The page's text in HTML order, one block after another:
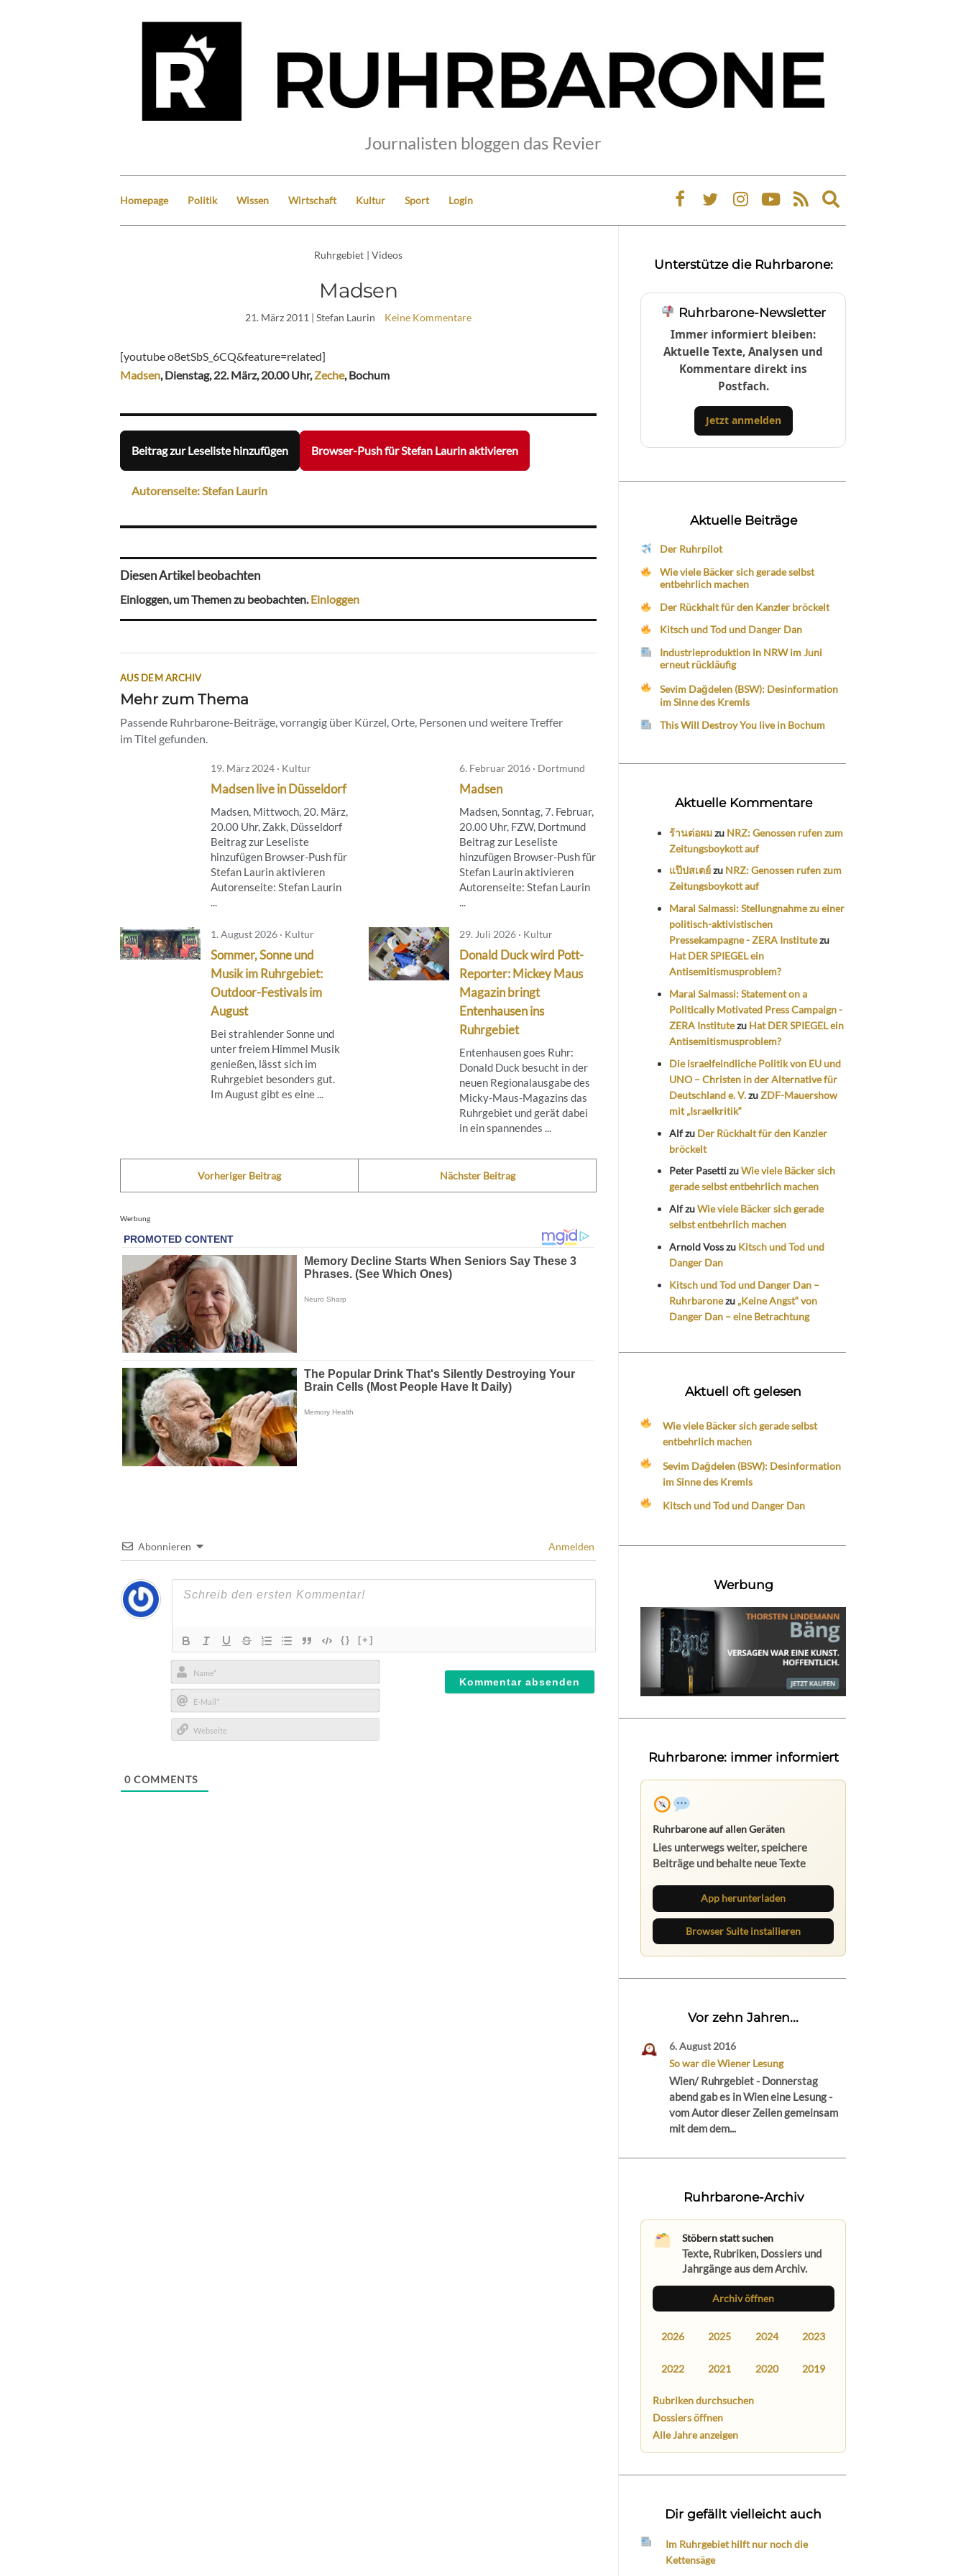
Journalisten bloggen das Revier
Homepage Politik Wissen Wirtschaft Kultur Sport Login
Expand
search
Ruhrgebiet | Videos
Madsen
21. März 2011 | Stefan Laurin Keine Kommentare
[youtube o8etSbS_6CQ&feature=related]
Madsen, Dienstag, 22. März, 20.00 Uhr, Zeche, Bochum
Beitrag zur Leseliste hinzufügen Browser-Push für Stefan Laurin aktivieren
Autorenseite: Stefan Laurin
Diesen Artikel beobachten
Einloggen, um Themen zu beobachten.Einloggen
AUS DEM ARCHIV
Mehr zum Thema
Passende Ruhrbarone-Beiträge, vorrangig über Kürzel, Orte, Personen und weitere Treffer
im Titel gefunden.
19. März 2024 · Kultur
Madsen live in Düsseldorf
Madsen, Mittwoch, 20. März,
20.00 Uhr, Zakk, Düsseldorf
Beitrag zur Leseliste
hinzufügen Browser-Push für
Stefan Laurin aktivieren
Autorenseite: Stefan Laurin
6. Februar 2016 · Dortmund
Madsen
Madsen, Sonntag, 7. Februar,
20.00 Uhr, FZW, Dortmund
Beitrag zur Leseliste
hinzufügen Browser-Push für
Stefan Laurin aktivieren
Autorenseite: Stefan Laurin
1. August 2026 · Kultur
Sommer, Sonne und
Musik im Ruhrgebiet:
Outdoor-Festivals im
August
Bei strahlender Sonne und
unter freiem Himmel Musik
genießen, lässt sich im
Ruhrgebiet besonders gut.
Im August gibt es eine ...
29. Juli 2026 · Kultur
Donald Duck wird Pott-
Reporter: Mickey Maus
Magazin bringt
Entenhausen ins
Ruhrgebiet
Entenhausen goes Ruhr:
Donald Duck besucht in der
neuen Regionalausgabe des
Micky‑Maus‑Magazins das
Ruhrgebiet und gerät dabei
in ein spannendes ...
Vorheriger Beitrag Nächster Beitrag
Werbung
Abonnieren Anmelden
{} [+]
Name*
E-
Mail*
0 COMMENTS
Unterstütze die Ruhrbarone:
Ruhrbarone-Newsletter
Immer informiert bleiben:
Aktuelle Texte, Analysen und
Kommentare direkt ins
Postfach.
Jetzt anmelden
Aktuelle Beiträge
Der Ruhrpilot
Wie viele Bäcker sich gerade selbst
entbehrlich machen
Der Rückhalt für den Kanzler bröckelt
Kitsch und Tod und Danger Dan
Industrieproduktion in NRW im Juni
erneut rückläufig
Sevim Dağdelen (BSW): Desinformation
im Sinne des Kremls
This Will Destroy You live in Bochum
Aktuelle Kommentare
ร้านต่อผมzu NRZ: Genossen rufen zum
Zeitungsboykott auf
แป๊ปสเตย์zu NRZ: Genossen rufen zum
Zeitungsboykott auf
Maral Salmassi: Stellungnahme zu einer
politisch-aktivistischen
Pressekampagne - ZERA Institutezu
Hat DER SPIEGEL ein
Antisemitismusproblem?
Maral Salmassi: Statement on a
Politically Motivated Press Campaign -
ZERA Institutezu Hat DER SPIEGEL ein
Antisemitismusproblem?
Die israelfeindliche Politik von EU und
UNO – Christen in der Alternative für
Deutschland e. V.zuZDF-Mauershow
mit „Israelkritik“
Alfzu Der Rückhalt für den Kanzler
bröckelt
Peter PasettizuWie viele Bäcker sich
gerade selbst entbehrlich machen
AlfzuWie viele Bäcker sich gerade
selbst entbehrlich machen
Arnold Vosszu Kitsch und Tod und
Danger Dan
Kitsch und Tod und Danger Dan –
Ruhrbaronezu „Keine Angst“ von
Danger Dan – eine Betrachtung
Aktuell oft gelesen
Wie viele Bäcker sich gerade selbst
entbehrlich machen
Sevim Dağdelen (BSW): Desinformation
im Sinne des Kremls
Kitsch und Tod und Danger Dan
Werbung
Ruhrbarone: immer informiert
Ruhrbarone auf allen Geräten
Lies unterwegs weiter, speichere
Beiträge und behalte neue Texte
App herunterladen
Browser Suite installieren
Vor zehn Jahren...
6. August 2016
So war die Wiener Lesung
Wien/ Ruhrgebiet - Donnerstag
abend gab es in Wien eine Lesung -
vom Autor dieser Zeilen gemeinsam
mit dem dem...
Ruhrbarone-Archiv
Stöbern statt suchen
Texte, Rubriken, Dossiers und
Jahrgänge aus dem Archiv.
Archiv öffnen
2026 2025 2024 2023
2022 2021 2020 2019
Rubriken durchsuchen
Dossiers öffnen
Alle Jahre anzeigen
Dir gefällt vielleicht auch
Im Ruhrgebiet hilft nur noch die
Kettensäge